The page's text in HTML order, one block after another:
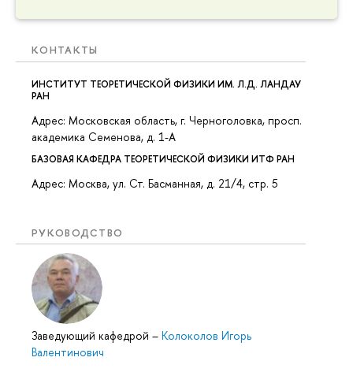
КОНТАКТЫ
ИНСТИТУТ ТЕОРЕТИЧЕСКОЙ ФИЗИКИ ИМ. Л.Д. ЛАНДАУ
РАН
Адрес: Московская область, г. Черноголовка, просп.
академика Семенова, д. 1-A
БАЗОВАЯ КАФЕДРА ТЕОРЕТИЧЕСКОЙ ФИЗИКИ ИТФ РАН
Адрес: Москва, ул. Ст. Басманная, д. 21/4, стр. 5
РУКОВОДСТВО
Заведующий кафедрой – Колоколов Игорь
Валентинович